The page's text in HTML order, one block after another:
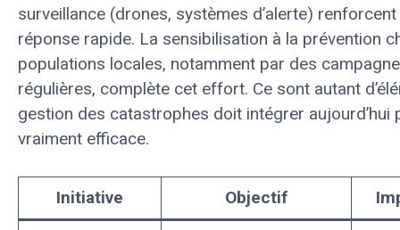
surveillance (drones, systèmes d’alerte)
réponse rapide. La sensibilisation à la prévention
populations locales, notamment par des
régulières, complète cet effort. Ce sont autant
gestion des catastrophes doit intégrer aujourd’hui
vraiment efficace.
Initiative Objectif